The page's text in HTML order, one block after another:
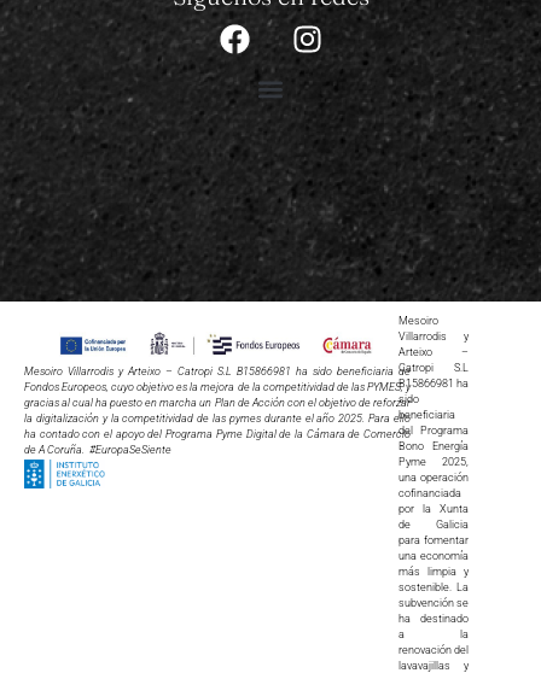
Mesoiro Villarrodis y Arteixo – Catropi S.L B15866981 ha sido beneficiaria de
Fondos Europeos, cuyo objetivo es la mejora de la competitividad de las PYMES, y
gracias al cual ha puesto en marcha un Plan de Acción con el objetivo de reforzar
la digitalización y la competitividad de las pymes durante el año 2025. Para ello
ha contado con el apoyo del Programa Pyme Digital de la Cámara de Comercio
de A Coruña. #EuropaSeSiente
Mesoiro
Villarrodis y
Arteixo –
Catropi S.L
B15866981 ha
sido
beneficiaria
del Programa
Bono Energía
Pyme 2025,
una operación
cofinanciada
por la Xunta
de Galicia
para fomentar
una economía
más limpia y
sostenible. La
subvención se
ha destinado
a la
renovación del
lavavajillas y